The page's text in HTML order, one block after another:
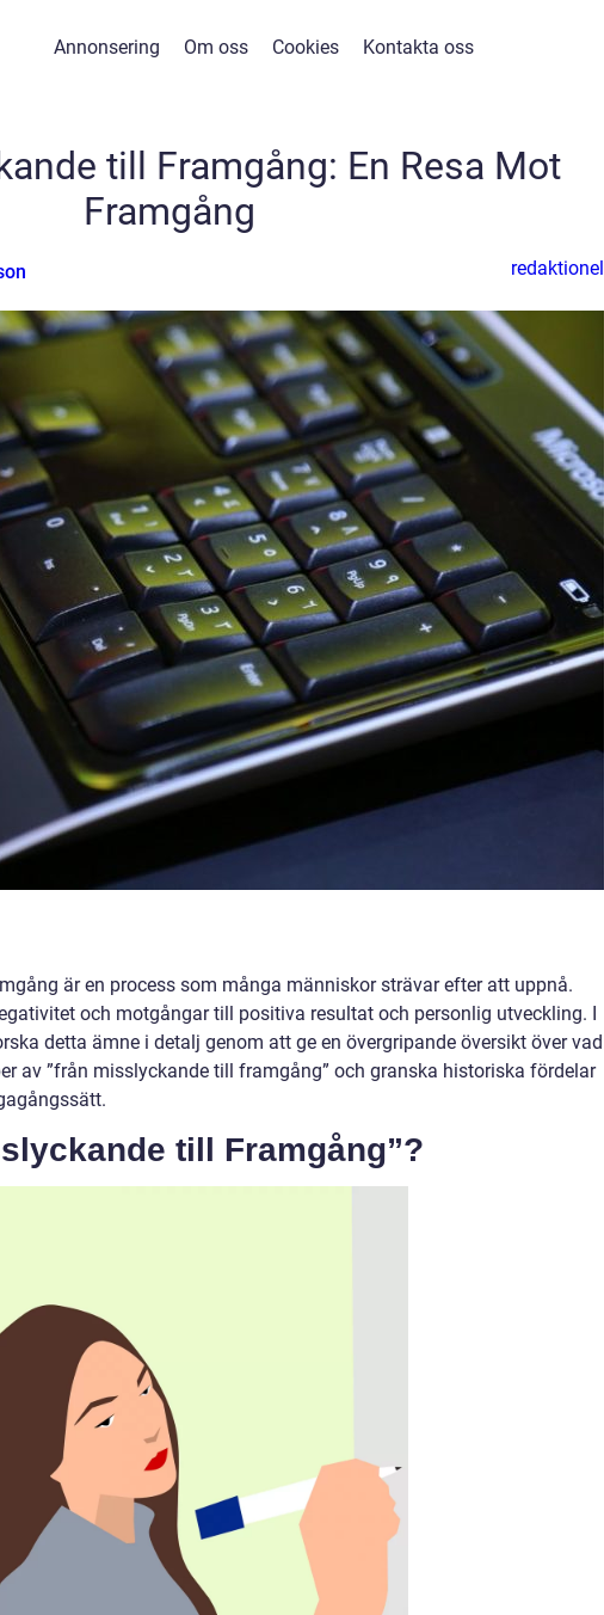
Annonsering Om oss Cookies Kontakta oss
till Framgång: En Resa Mot
Framgång
redaktionel
är en process som många människor strävar efter att uppnå.
och motgångar till positiva resultat och personlig utveckling. I
detta ämne i detalj genom att ge en övergripande översikt över vad
av ”från misslyckande till framgång” och granska historiska fördelar
till Framgång”?